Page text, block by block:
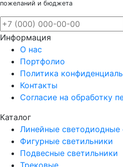
пожеланий и бюджета
Информация
О нас
Портфолио
Политика
Контакты
Согласие на обработку
Каталог
Линейные светодиодные
Фигурные светильники
Подвесные светильники